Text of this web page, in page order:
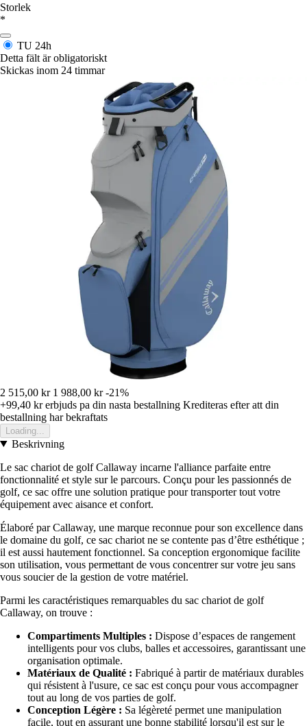
Storlek
*
TU 24h
Detta fält är obligatoriskt
Skickas inom 24 timmar
2 515,00 kr 1 988,00 kr -21%
+99,40 krerbjuds pa din nasta bestallning Krediteras efter att din
bestallning har bekraftats
Loading...
Beskrivning
Le sac chariot de golf Callaway incarne l'alliance parfaite entre
fonctionnalité et style sur le parcours. Conçu pour les passionnés de
golf, ce sac offre une solution pratique pour transporter tout votre
équipement avec aisance et confort.
Élaboré par Callaway, une marque reconnue pour son excellence dans
le domaine du golf, ce sac chariot ne se contente pas d’être esthétique ;
il est aussi hautement fonctionnel. Sa conception ergonomique facilite
son utilisation, vous permettant de vous concentrer sur votre jeu sans
vous soucier de la gestion de votre matériel.
Parmi les caractéristiques remarquables du sac chariot de golf
Callaway, on trouve :
Compartiments Multiples : Dispose d’espaces de rangement
intelligents pour vos clubs, balles et accessoires, garantissant une
organisation optimale.
Matériaux de Qualité : Fabriqué à partir de matériaux durables
qui résistent à l'usure, ce sac est conçu pour vous accompagner
tout au long de vos parties de golf.
Conception Légère : Sa légèreté permet une manipulation
facile, tout en assurant une bonne stabilité lorsqu'il est sur le